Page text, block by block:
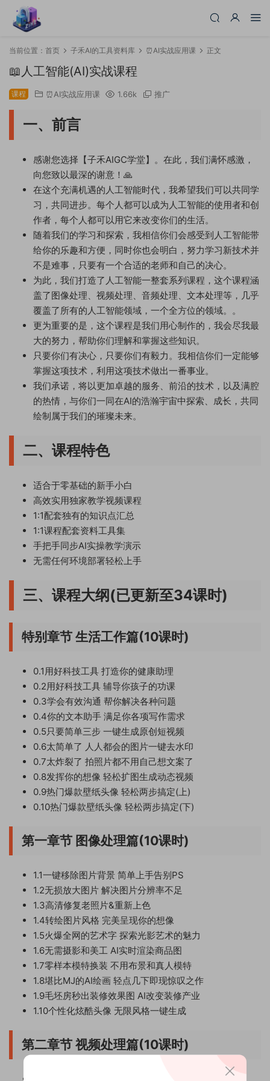
当前位置： 首页 子禾AI的工具资料库 ⏰AI实战应用课 正文
📖人工智能(AI)实战课程
课程 ⏰AI实战应用课 1.66k 推广
一、前言
感谢您选择【子禾AIGC学堂】。在此，我们满怀感激，
向您致以最深的谢意！🙏
在这个充满机遇的人工智能时代，我希望我们可以共同学
习，共同进步。每个人都可以成为人工智能的使用者和创
作者，每个人都可以用它来改变你们的生活。
随着我们的学习和探索，我相信你们会感受到人工智能带
给你的乐趣和方便，同时你也会明白，努力学习新技术并
不是难事，只要有一个合适的老师和自己的决心。
为此，我们打造了人工智能一整套系列课程，这个课程涵
盖了图像处理、视频处理、音频处理、文本处理等，几乎
覆盖了所有的人工智能领域，一个全方位的领域。。
更为重要的是，这个课程是我们用心制作的，我会尽我最
大的努力，帮助你们理解和掌握这些知识。
只要你们有决心，只要你们有毅力。我相信你们一定能够
掌握这项技术，利用这项技术做出一番事业。
我们承诺，将以更加卓越的服务、前沿的技术，以及满腔
的热情，与你们一同在AI的浩瀚宇宙中探索、成长，共同
绘制属于我们的璀璨未来。
二、课程特色
适合于零基础的新手小白
高效实用独家教学视频课程
1:1配套独有的知识点汇总
1:1课程配套资料工具集
手把手同步AI实操教学演示
无需任何环境部署轻松上手
三、课程大纲(已更新至34课时)
特别章节 生活工作篇(10课时)
0.1用好科技工具 打造你的健康助理
0.2用好科技工具 辅导你孩子的功课
0.3学会有效沟通 帮你解决各种问题
0.4你的文本助手 满足你各项写作需求
0.5只要简单三步 一键生成原创短视频
0.6太简单了 人人都会的图片一键去水印
0.7太炸裂了 拍照片都不用自己想文案了
0.8发挥你的想像 轻松扩图生成动态视频
0.9热门爆款壁纸头像 轻松两步搞定(上)
0.10热门爆款壁纸头像 轻松两步搞定(下)
第一章节 图像处理篇(10课时)
1.1一键移除图片背景 简单上手告别PS
1.2无损放大图片 解决图片分辨率不足
1.3高清修复老照片&重新上色
1.4转绘图片风格 完美呈现你的想像
1.5火爆全网的艺术字 探索光影艺术的魅力
1.6无需摄影和美工 AI实时渲染商品图
1.7零样本模特换装 不用布景和真人模特
1.8堪比MJ的AI绘画 轻点几下即现惊叹之作
1.9毛坯房秒出装修效果图 AI改变装修产业
1.10个性化炫酷头像 无限风格一键生成
第二章节 视频处理篇(10课时)